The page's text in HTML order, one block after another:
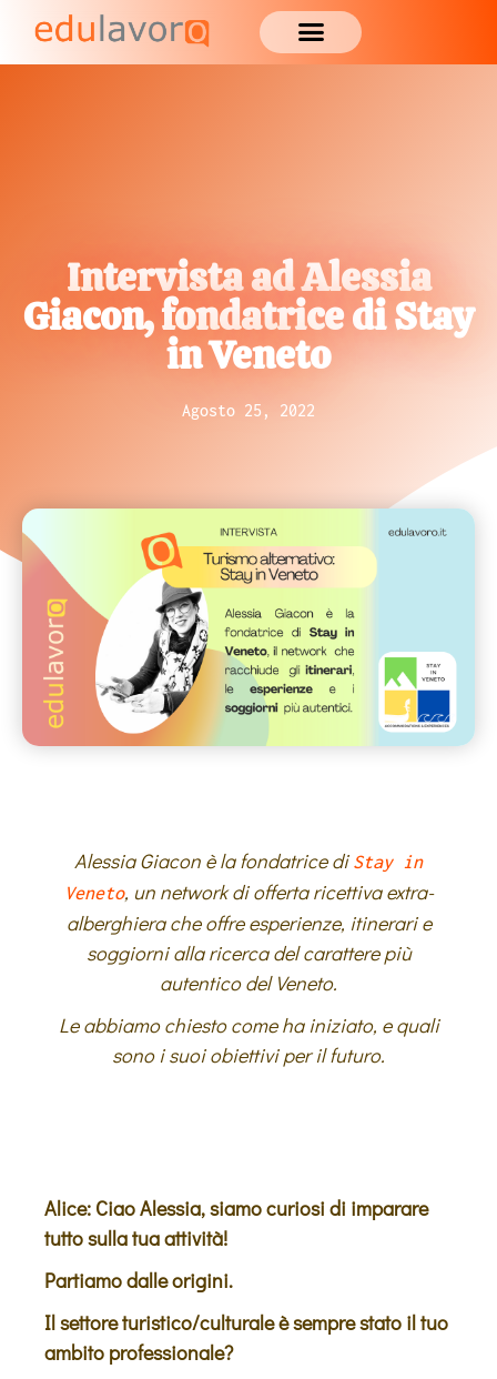
Intervista ad Alessia
Giacon, fondatrice di Stay
in Veneto
Agosto 25, 2022
Alessia Giacon è la fondatrice di Stay in
Veneto, un network di offerta ricettiva extra-
alberghiera che offre esperienze, itinerari e
soggiorni alla ricerca del carattere più
autentico del Veneto.
Le abbiamo chiesto come ha iniziato, e quali
sono i suoi obiettivi per il futuro.
Alice: Ciao Alessia, siamo curiosi di imparare
tutto sulla tua attività!
Partiamo dalle origini.
Il settore turistico/culturale è sempre stato il tuo
ambito professionale?